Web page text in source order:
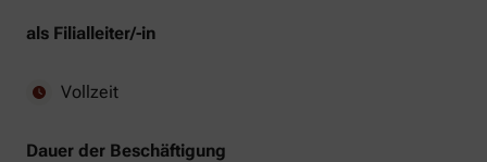
als Filialleiter/-in
Vollzeit
Dauer der Beschäftigung